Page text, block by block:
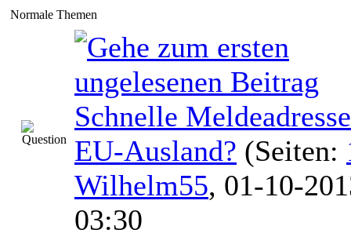
Normale Themen
Schnelle
EU-Ausland? (Seiten:
Wilhelm55, 01-10-
03:30